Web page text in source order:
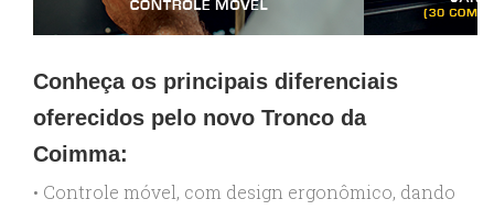
Conheça os principais diferenciais
oferecidos pelo novo Tronco da
Coimma:
• Controle móvel, com design ergonômico, dando